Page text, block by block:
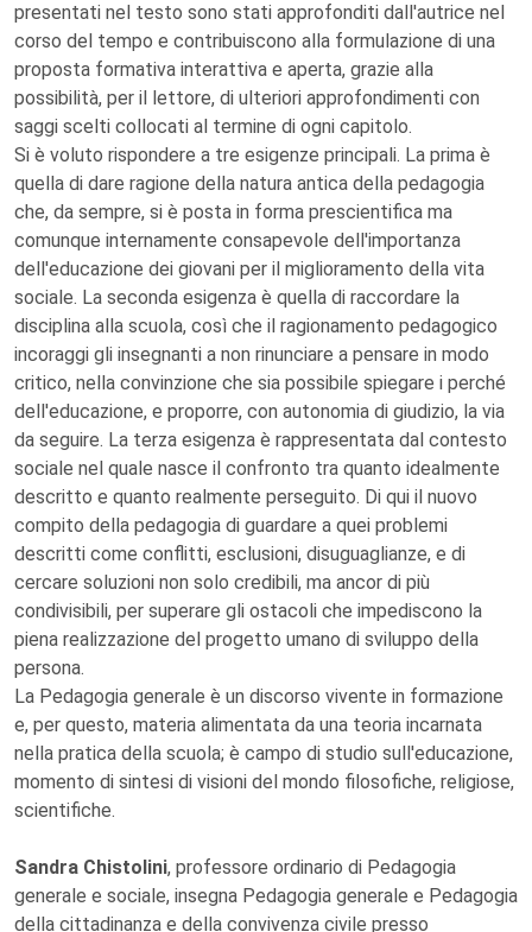
presentati nel testo sono stati approfonditi dall'autrice nel
corso del tempo e contribuiscono alla formulazione di una
proposta formativa interattiva e aperta, grazie alla
possibilità, per il lettore, di ulteriori approfondimenti con
saggi scelti collocati al termine di ogni capitolo.
Si è voluto rispondere a tre esigenze principali. La prima è
quella di dare ragione della natura antica della pedagogia
che, da sempre, si è posta in forma prescientifica ma
comunque internamente consapevole dell'importanza
dell'educazione dei giovani per il miglioramento della vita
sociale. La seconda esigenza è quella di raccordare la
disciplina alla scuola, così che il ragionamento pedagogico
incoraggi gli insegnanti a non rinunciare a pensare in modo
critico, nella convinzione che sia possibile spiegare i perché
dell'educazione, e proporre, con autonomia di giudizio, la via
da seguire. La terza esigenza è rappresentata dal contesto
sociale nel quale nasce il confronto tra quanto idealmente
descritto e quanto realmente perseguito. Di qui il nuovo
compito della pedagogia di guardare a quei problemi
descritti come conflitti, esclusioni, disuguaglianze, e di
cercare soluzioni non solo credibili, ma ancor di più
condivisibili, per superare gli ostacoli che impediscono la
piena realizzazione del progetto umano di sviluppo della
persona.
La Pedagogia generale è un discorso vivente in formazione
e, per questo, materia alimentata da una teoria incarnata
nella pratica della scuola; è campo di studio sull'educazione,
momento di sintesi di visioni del mondo filosofiche, religiose,
scientifiche.
Sandra Chistolini, professore ordinario di Pedagogia
generale e sociale, insegna Pedagogia generale e Pedagogia
della cittadinanza e della convivenza civile presso